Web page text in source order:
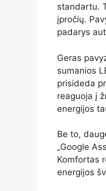
standartu.
įpročių.
padarys
Geras
sumanios
prisideda
reaguoja į
energijos
Be to,
„Google
Komfortas
energijos